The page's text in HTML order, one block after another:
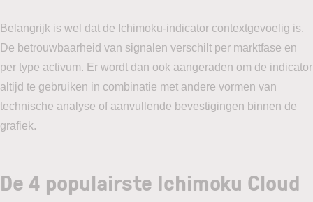
Belangrijk is wel dat de Ichimoku-indicator contextgevoelig is.
De betrouwbaarheid van signalen verschilt per marktfase en
per type activum. Er wordt dan ook aangeraden om de indicator
altijd te gebruiken in combinatie met andere vormen van
technische analyse of aanvullende bevestigingen binnen de
grafiek.
De 4 populairste Ichimoku Cloud